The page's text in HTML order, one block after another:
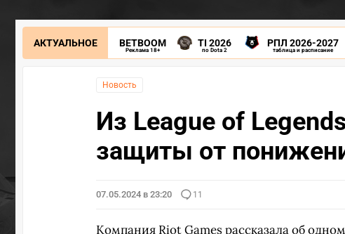
АКТУАЛЬНОЕ BETBOOM
Реклама 18+
TI 2026
по Dota 2
РПЛ 2026-2027
таблица и расписание
Новость
Из League of
защиты от
07.05.2024 в 23:20 11
Компания Riot Games рассказала об